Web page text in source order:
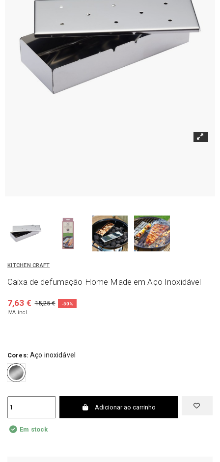
KITCHEN CRAFT
Caixa de defumação Home Made em Aço Inoxidável
7,63 € 15,25 € -50%
IVA incl.
Cores: Aço inoxidável
Aço inoxidável
Adicionar ao carrinho
Em stock